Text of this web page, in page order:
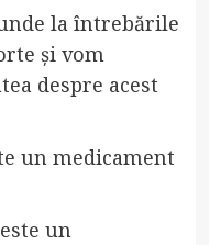
la întrebările
și vom
despre acest
un medicament
un